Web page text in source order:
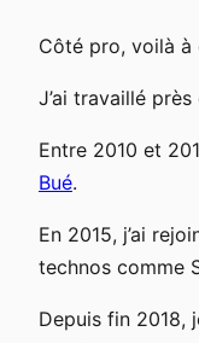
Côté pro, voilà à
J’ai travaillé
Entre 2010 et
Bué.
En 2015, j’ai
technos comme
Depuis fin 2018,